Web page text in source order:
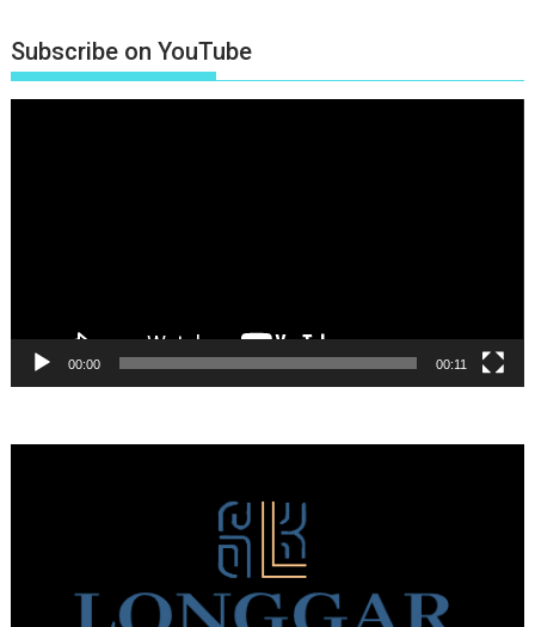
Subscribe on YouTube
00:00 00:11